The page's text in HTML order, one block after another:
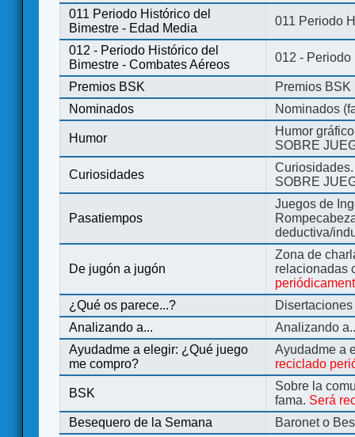
011 Periodo Histórico del
Bimestre - Edad Media
011 Periodo
012 - Periodo Histórico del
Bimestre - Combates Aéreos
012 - Periodo
Premios BSK
Premios BSK
Nominados
Nominados
Humor
Humor
SOBRE
Curiosidades
SOBRE
Pasatiempos
Juegos de
deductiva/
De jugón a jugón
Zona de
relacionadas
¿Qué os parece...?
Analizando a...
Analizando
Ayudadme a elegir: ¿Qué juego
me compro?
Ayudadme a
reciclado
BSK
Sobre la
fama. Será
Besequero de la Semana
Baronet o